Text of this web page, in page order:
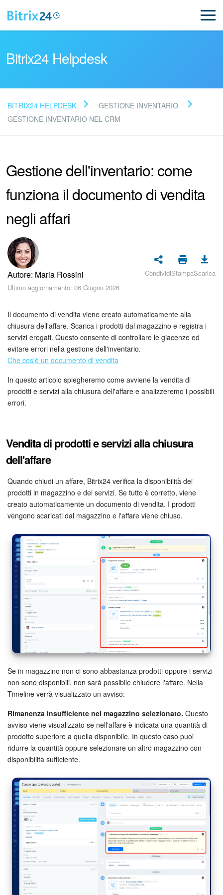
Leggi le domande frequenti
Supporto Bitrix24
Registrazione e accesso
Piani e pagamento
Sicurezza in Bitrix24
Come iniziare?
Feed
Messenger
Collab
Webmail
Incarichi e progetti
Progetti IA
CRM
Prenotazione online
Contact Center
Sales Center
Analisi CRM
Generatore BI
Bitrix24 Market
Siti e store
Online store
Knowledge base
Firma elettronica
Firma elettronica per HR
Automazione
Flussi di lavoro
Bitrix24 Helpdesk
BITRIX24 HELPDESK
GESTIONE INVENTARIO
GESTIONE INVENTARIO NEL CRM
Gestione dell'inventario: come
funziona il documento di vendita
negli affari
Autore: Maria Rossini
Ultimo aggiornamento: 06 Giugno 2026
CondividiStampaScarica
Il documento di vendita viene creato automaticamente alla
chiusura dell'affare. Scarica i prodotti dal magazzino e registra i
servizi erogati. Questo consente di controllare le giacenze ed
evitare errori nella gestione dell'inventario.
Che cos'è un documento di vendita
In questo articolo spiegheremo come avviene la vendita di
prodotti e servizi alla chiusura dell'affare e analizzeremo i possibili
errori.
Vendita di prodotti e servizi alla chiusura
dell'affare
Quando chiudi un affare, Bitrix24 verifica la disponibilità dei
prodotti in magazzino e dei servizi. Se tutto è corretto, viene
creato automaticamente un documento di vendita. I prodotti
vengono scaricati dal magazzino e l'affare viene chiuso.
Se in magazzino non ci sono abbastanza prodotti oppure i servizi
non sono disponibili, non sarà possibile chiudere l'affare. Nella
Timeline verrà visualizzato un avviso:
Rimanenza insufficiente nel magazzino selezionato. Questo
avviso viene visualizzato se nell'affare è indicata una quantità di
prodotto superiore a quella disponibile. In questo caso puoi
ridurre la quantità oppure selezionare un altro magazzino con
disponibilità sufficiente.